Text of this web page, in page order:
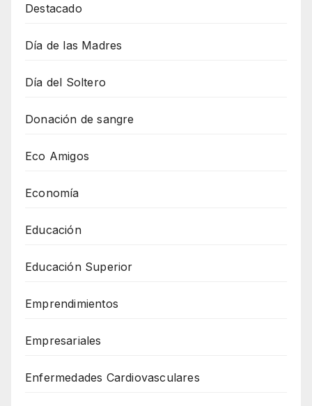
Destacado
Día de las Madres
Día del Soltero
Donación de sangre
Eco Amigos
Economía
Educación
Educación Superior
Emprendimientos
Empresariales
Enfermedades Cardiovasculares